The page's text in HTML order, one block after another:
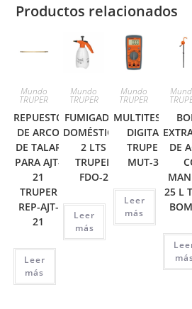
Productos relacionados
Mundo
TRUPER
REPUESTO
DE ARCO
DE TALAR
PARA AJT-
21
TRUPER
REP-AJT-
21
Leer
más
Mundo
TRUPER
FUMIGADOR
DOMÉSTICO,
2 LTS
TRUPER
FDO-2
Leer
más
Mundo
TRUPER
MULTITESTER
DIGITAL
TRUPER
MUT-33
Leer
más
DE
25 L